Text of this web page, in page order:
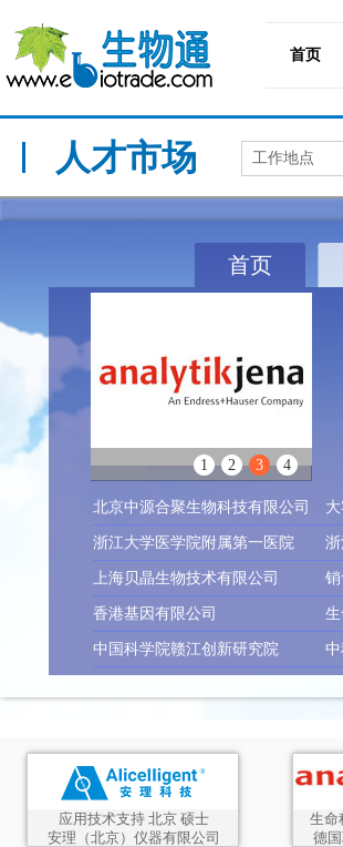
首页
人才市场 工作地点
首页
1 2 3 4
北京中源合聚生物科技有限公司
浙江大学医学院附属第一医院
上海贝晶生物技术有限公司
香港基因有限公司
中国科学院赣江创新研究院
应用技术支持 北京 硕士
安理（北京）仪器有限公司
生命
德